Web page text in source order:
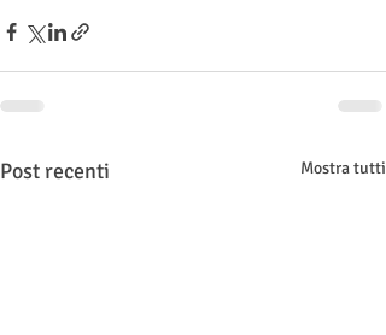
Post recenti Mostra tutti